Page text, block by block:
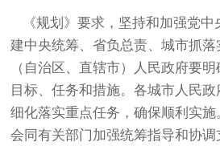
《规划》要求，坚持和加强党中
建中央统筹、省负总责、城市抓
（自治区、直辖市）人民政府要
目标、任务和措施。各城市人民政
细化落实重点任务，确保顺利实
会同有关部门加强统筹指导和协调